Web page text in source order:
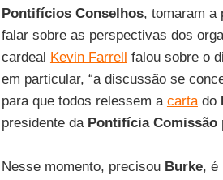
Pontifícios Conselhos, tomaram a
falar sobre as perspectivas dos
cardeal Kevin Farrell falou sobre o
em particular, “a discussão se
para que todos relessem a cartado
presidente da Pontifícia Comissão
Nesse momento, precisou Burke, é